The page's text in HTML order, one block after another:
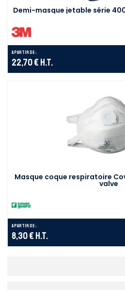
Demi-masque jetable série
A partir de :
22,70 € H.T.
Masque coque respiratoire
valve
A partir de :
8,30 € H.T.